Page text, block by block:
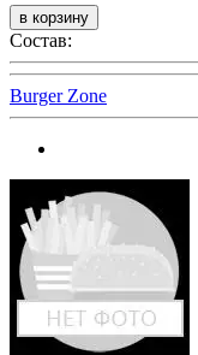
Состав:
Burger Zone